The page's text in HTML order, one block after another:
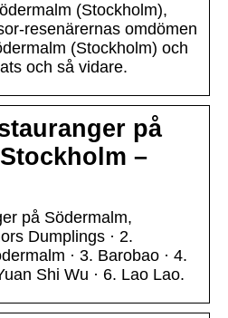
(Stockholm),
resenärernas omdömen
(Stockholm) och
och så vidare.
på
–
på Södermalm,
Dumplings · 2.
· 3. Barobao · 4.
Shi Wu · 6. Lao Lao.